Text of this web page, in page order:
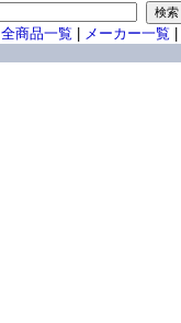
全商品一覧 メーカー一覧